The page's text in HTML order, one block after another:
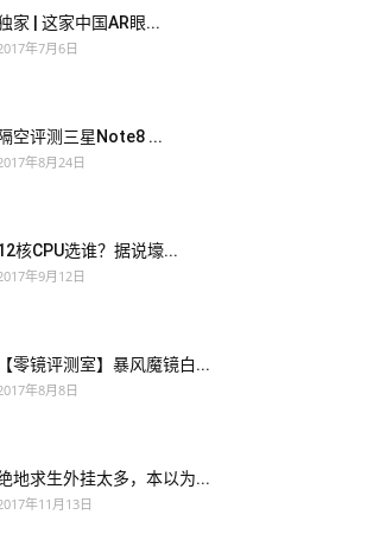
家 | 这家中国AR眼...
年7月6日
隔空评测三星Note8 ...
年8月24日
核CPU选谁？据说壕...
年9月12日
【零镜评测室】暴风魔镜白...
年8月8日
地求生外挂太多，本以为...
年11月13日